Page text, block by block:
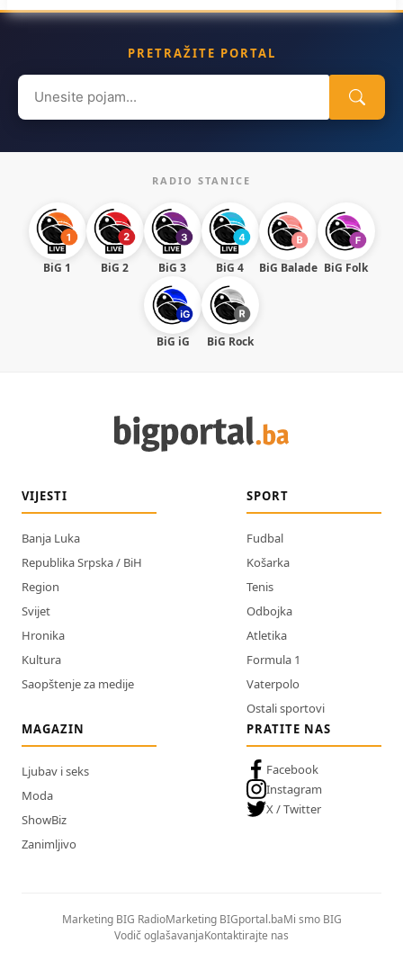
PRETRAŽITE PORTAL
Search
for:
RADIO STANICE
BiG 1 BiG 2 BiG 3 BiG 4 BiG Balade BiG Folk
BiG iG BiG Rock
VIJESTI
Banja Luka
Republika Srpska / BiH
Region
Svijet
Hronika
Kultura
Saopštenje za medije
SPORT
Fudbal
Košarka
Tenis
Odbojka
Atletika
Formula 1
Vaterpolo
Ostali sportovi
MAGAZIN
Ljubav i seks
Moda
ShowBiz
Zanimljivo
PRATITE NAS
Facebook
Instagram
X / Twitter
Marketing BIG RadioMarketing BIGportal.baMi smo BIG
Vodič oglašavanjaKontaktirajte nas